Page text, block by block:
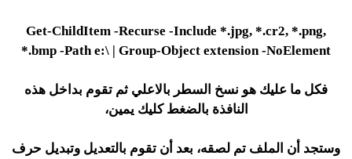
Get-ChildItem -Recurse -Include *.jpg, *.cr2, *.png,
*.bmp -Path e:\ | Group-Object extension -NoElement
فكل ما عليك هو نسخ السطر بالاعلي ثم تقوم بداخل هذه
النافذة بالضغط كليك يمين،
وستجد أن الملف تم لصقه، بعد أن تقوم بالتعديل وتبديل حرف